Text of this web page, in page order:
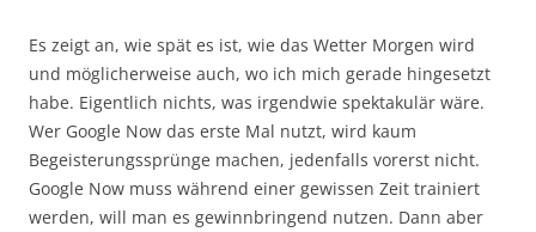
Es zeigt an, wie spät es ist, wie das Wetter Morgen wird
und möglicherweise auch, wo ich mich gerade hingesetzt
habe. Eigentlich nichts, was irgendwie spektakulär wäre.
Wer Google Now das erste Mal nutzt, wird kaum
Begeisterungssprünge machen, jedenfalls vorerst nicht.
Google Now muss während einer gewissen Zeit trainiert
werden, will man es gewinnbringend nutzen. Dann aber